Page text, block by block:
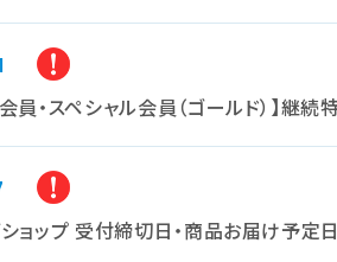
員・スペシャル会員（ゴールド）】継
ショップ 受付締切日・商品お届け予定